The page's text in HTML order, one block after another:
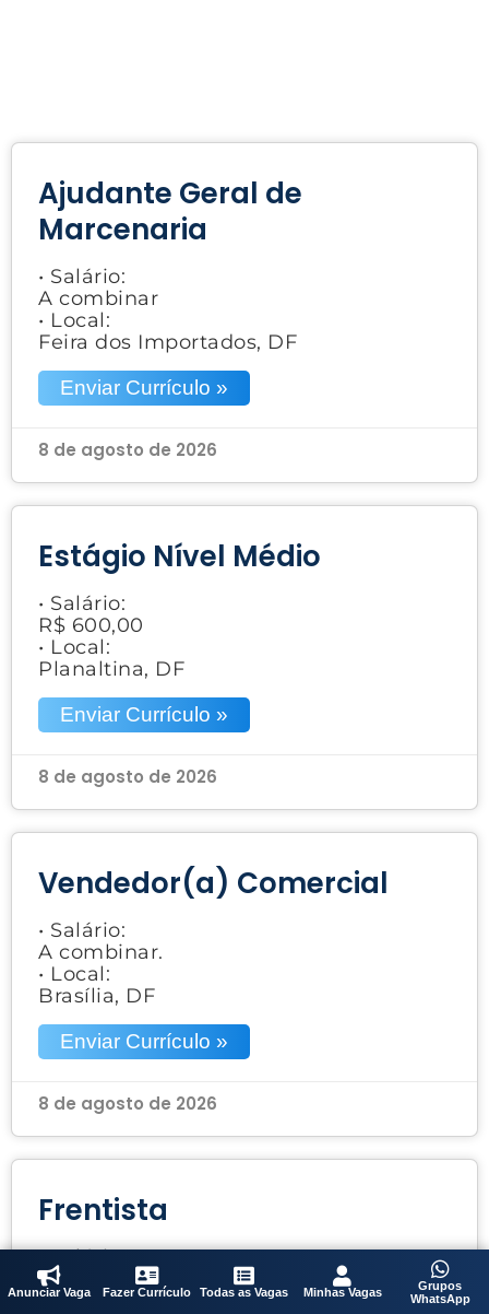
Ajudante Geral de
Marcenaria
• Salário:
A combinar
• Local:
Feira dos Importados, DF
Enviar Currículo »
8 de agosto de 2026
Estágio Nível Médio
• Salário:
R$ 600,00
• Local:
Planaltina, DF
Enviar Currículo »
8 de agosto de 2026
Vendedor(a) Comercial
• Salário:
A combinar.
• Local:
Brasília, DF
Enviar Currículo »
8 de agosto de 2026
Frentista
• Salário:
A combinar
• Local:
Anunciar Vaga Fazer Currículo Todas as Vagas Minhas Vagas
Grupos
WhatsApp